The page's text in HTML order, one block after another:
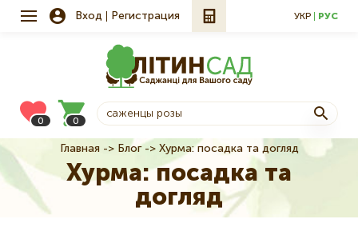
Вход Регистрация УКР РУС
0 0
Строка
навигации
Главная Блог Хурма: посадка та догляд
Хурма: посадка та
догляд